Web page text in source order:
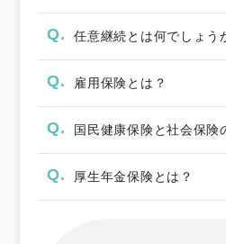
Q. 任意継続とは何でしょう
Q. 雇用保険とは？
Q. 国民健康保険と社会保険
Q. 厚生年金保険とは？